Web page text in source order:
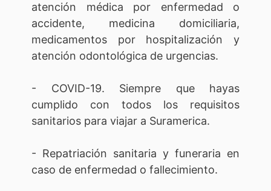
atención médica por enfermedad o
accidente, medicina domiciliaria,
medicamentos por hospitalización y
atención odontológica de urgencias.
- COVID-19. Siempre que hayas
cumplido con todos los requisitos
sanitarios para viajar a Suramerica.
- Repatriación sanitaria y funeraria en
caso de enfermedad o fallecimiento.